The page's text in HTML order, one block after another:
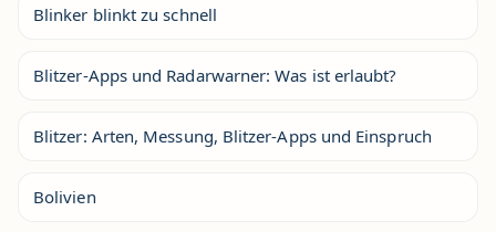
Blinker blinkt zu schnell
Blitzer-Apps und Radarwarner: Was ist erlaubt?
Blitzer: Arten, Messung, Blitzer-Apps und Einspruch
Bolivien